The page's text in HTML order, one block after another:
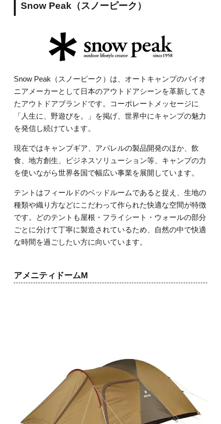
Snow Peak（スノーピーク）
Snow Peak（スノーピーク）は、オートキャンプのパイオ
ニアメーカーとして日本のアウトドアシーンを革新してき
たアウトドアブランドです。コーポレートメッセージに
「人生に、野遊びを。」を掲げ、世界中にキャンプの魅力
を発信し続けています。
現在ではキャンプギア、アパレルの製品開発のほか、飲
食、地方創生、ビジネスソリューション等、キャンプの力
を使いながら世界各国で幅広い事業を展開しています。
テントはフィールドのベッドルームであると捉え、生地の
種類や織り方などにこだわって作られた快適な空間が特徴
です。どのテントも屋根・フライシート・ウォールの部分
ごとに分けて丁寧に製造されているため、自然の中で快適
な時間を過ごしたい方に向いています。
アメニティドームM